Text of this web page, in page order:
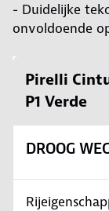
- Duidelijke
onvoldoende
Pirelli
P1 Verde
DROOG